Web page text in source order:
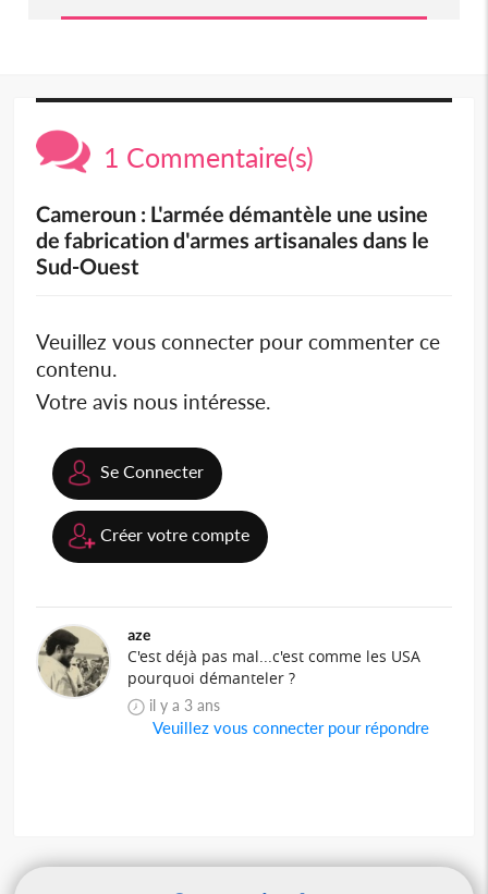
1 Commentaire(s)
Cameroun : L'armée démantèle une usine
de fabrication d'armes artisanales dans le
Sud-Ouest
Veuillez vous connecter pour commenter ce
contenu.
Votre avis nous intéresse.
Se Connecter
Créer votre compte
aze
C'est déjà pas mal...c'est comme les USA
pourquoi démanteler ?
il y a 3 ans
Veuillez vous connecter pour répondre